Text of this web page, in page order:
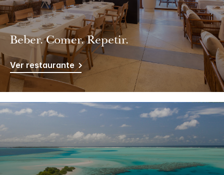
Beber. Comer. Repetir.
Ver restaurante